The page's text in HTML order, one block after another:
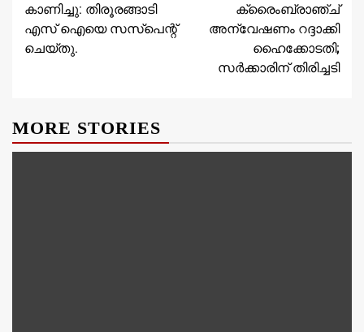
കാണിച്ചു: തിരൂരങ്ങാടി
എസ് ഐയെ സസ്പെന്റ്
ചെയ്തു.
ക്രൈംബ്രാഞ്ച്
അന്വേഷണം റദ്ദാക്കി
ഹൈക്കോടതി;
സര്‍ക്കാരിന് തിരിച്ചടി
MORE STORIES